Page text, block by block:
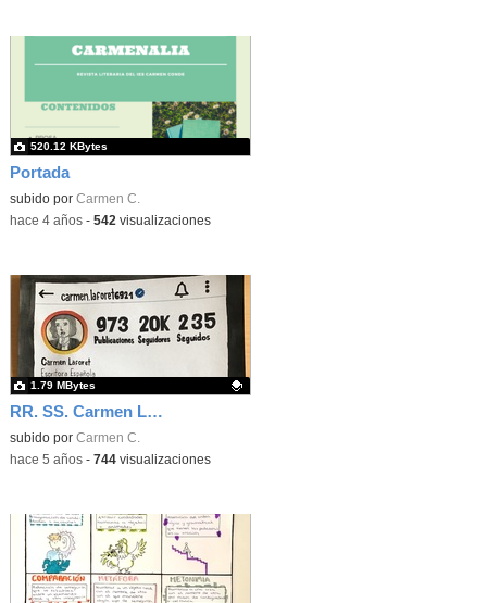
Portada
subido por Carmen C.
520.12 KBytes
-hace 4 años- 542 visualizaciones
RR. SS. Carmen Laforet
Contenido educativo.
subido por Carmen C.
1.79 MBytes
-hace 5 años- 744visualizaciones